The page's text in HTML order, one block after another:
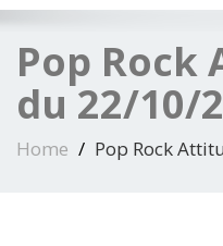
Pop Rock
du 22/10/
Home Pop Rock